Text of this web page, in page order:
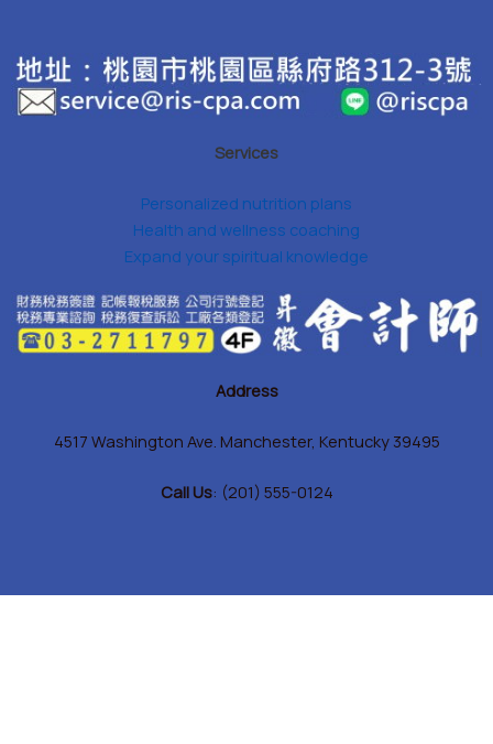
Services
Personalized nutrition plans
Health and wellness coaching
Expand your spiritual knowledge
Address
4517 Washington Ave. Manchester, Kentucky 39495
Call Us: (201) 555-0124